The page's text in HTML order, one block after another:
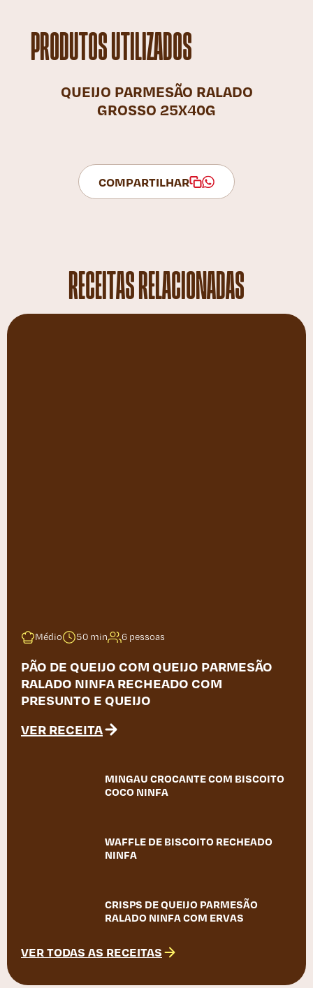
PRODUTOS UTILIZADOS
QUEIJO PARMESÃO RALADO
GROSSO 25X40G
COMPARTILHAR
RECEITAS RELACIONADAS
Médio 50 min 6 pessoas
PÃO DE QUEIJO COM QUEIJO PARMESÃO
RALADO NINFA RECHEADO COM
PRESUNTO E QUEIJO
VER RECEITA
MINGAU CROCANTE COM BISCOITO
COCO NINFA
WAFFLE DE BISCOITO RECHEADO
NINFA
CRISPS DE QUEIJO PARMESÃO
RALADO NINFA COM ERVAS
VER TODAS AS RECEITAS